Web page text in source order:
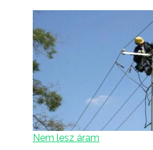
Nem lesz áram